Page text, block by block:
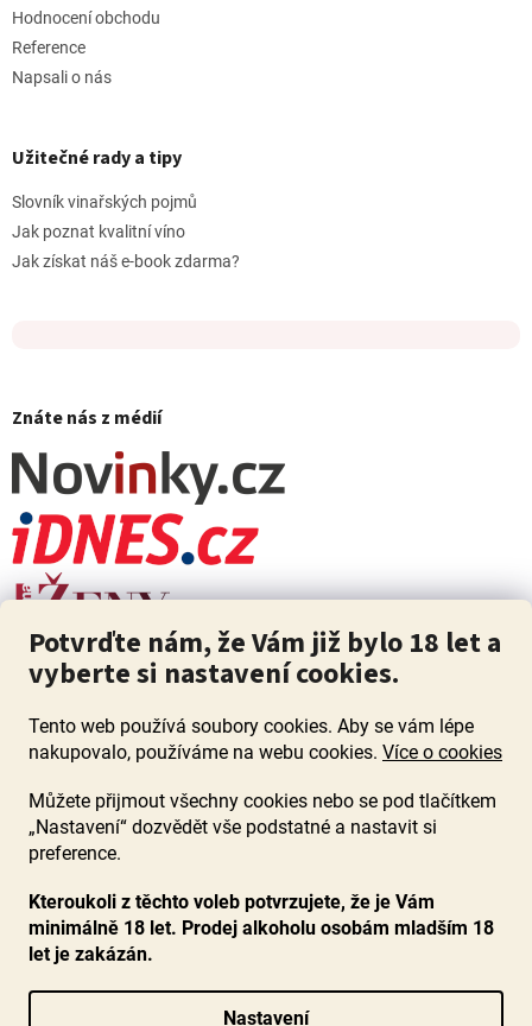
Potvrďte nám, že Vám již bylo 18 let a
vyberte si nastavení cookies.
Tento web používá soubory cookies. Aby se vám lépe
nakupovalo, používáme na webu cookies. Více o cookies
Můžete přijmout všechny cookies nebo se pod tlačítkem
„Nastavení“ dozvědět vše podstatné a nastavit si
preference.
Kteroukoli z těchto voleb potvrzujete, že je Vám
minimálně 18 let. Prodej alkoholu osobám mladším 18
let je zakázán.
Nastavení
Hodnocení obchodu
Reference
Napsali o nás
Užitečné rady a tipy
Slovník vinařských pojmů
Jak poznat kvalitní víno
Jak získat náš e-book zdarma?
Znáte nás z médií
ZÁKAZ PRODEJE ALKOHOLU OSOBÁM MLADŠÍM 18 LET. Pijte s
mírou i když pijete s Mírou.